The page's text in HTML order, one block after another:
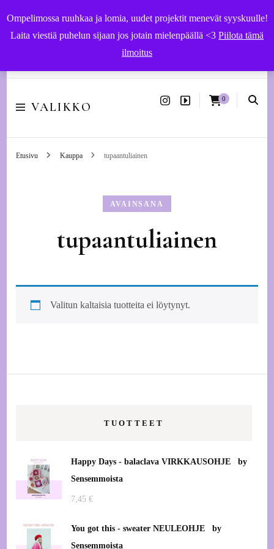
Ompelimossa ruuhkaa ja lomia, uudet projektit menevät syyskuulle!
Laita viestiä puhelun sijaan jos jotain mielenpäällä <3 Piilota tämä
ilmoitus
VALIKKO
0
Etusivu Kauppa tupaantuliainen
AVAINSANA
tupaantuliainen
Valitun kaltaisia tuotteita ei löytynyt.
TUOTTEET
Happy Days - balaclava VIRKKAUSOHJE by
Sensemmoista
7,45€
You got this - sweater NEULEOHJE by
Sensemmoista